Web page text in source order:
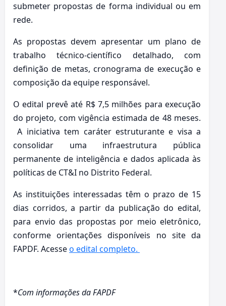
submeter propostas de forma individual ou em
rede.
As propostas devem apresentar um plano de
trabalho técnico-científico detalhado, com
definição de metas, cronograma de execução e
composição da equipe responsável.
O edital prevê até R$ 7,5 milhões para execução
do projeto, com vigência estimada de 48 meses.
A iniciativa tem caráter estruturante e visa a
consolidar uma infraestrutura pública
permanente de inteligência e dados aplicada às
políticas de CT&I no Distrito Federal.
As instituições interessadas têm o prazo de 15
dias corridos, a partir da publicação do edital,
para envio das propostas por meio eletrônico,
conforme orientações disponíveis no site da
FAPDF. Acesseo edital completo.
*Com informações da FAPDF